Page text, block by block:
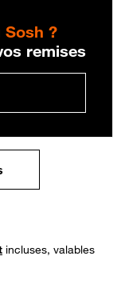
Sosh ?
remises
incluses, valables